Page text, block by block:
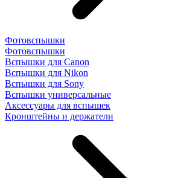
Фотовспышки
Фотовспышки
Вспышки для Canon
Вспышки для Nikon
Вспышки для Sony
Вспышки универсальные
Аксесcуары для вспышек
Кронштейны и держатели